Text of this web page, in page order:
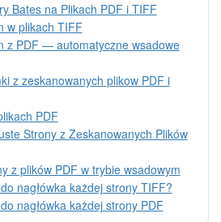
Bates na Plikach PDF i TIFF
w plikach TIFF
z PDF — automatyczne wsadowe
z zeskanowanych plikow PDF i
PDF
Strony z Zeskanowanych Plików
z plików PDF w trybie wsadowym
nagłówka każdej strony TIFF?
nagłówka każdej strony PDF